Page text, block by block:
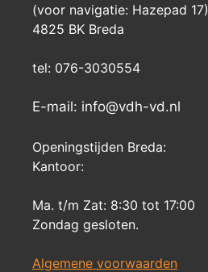
(voor navigatie: Hazepad 17)
4825 BK Breda
tel: 076-3030554
E-mail: info@vdh-vd.nl
Openingstijden Breda:
Kantoor:
Ma. t/m Zat: 8:30 tot 17:00
Zondag gesloten.
Algemene voorwaarden